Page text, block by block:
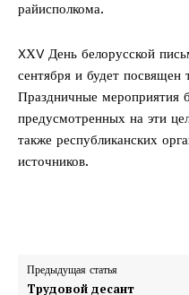
райисполкома.
XХV День белорусской
сентября и будет
Праздничные мероприятия
предусмотренных на эти
также республиканских
источников.
Предыдущая статья
Трудовой десант